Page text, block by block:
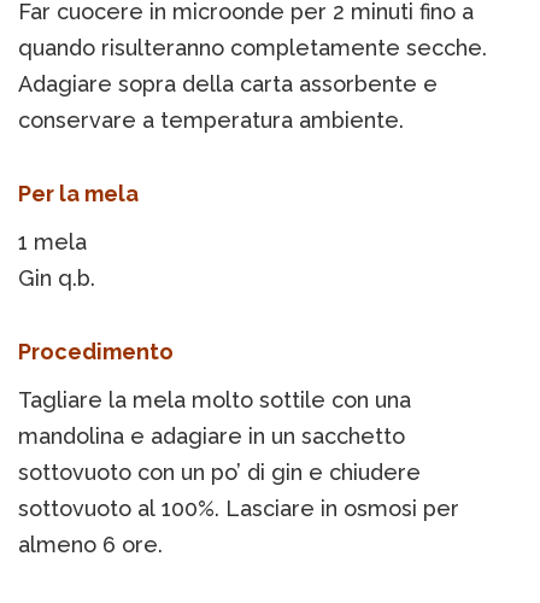
Far cuocere in microonde per 2 minuti fino a
quando risulteranno completamente secche.
Adagiare sopra della carta assorbente e
conservare a temperatura ambiente.
Per la mela
1 mela
Gin q.b.
Procedimento
Tagliare la mela molto sottile con una
mandolina e adagiare in un sacchetto
sottovuoto con un po’ di gin e chiudere
sottovuoto al 100%. Lasciare in osmosi per
almeno 6 ore.